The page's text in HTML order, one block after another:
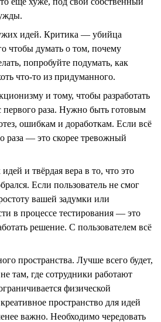
идей. Критика — убийца
чтобы думать о том, почему
попробуйте подумать, как
что-то из придуманного.
и тому, чтобы разработать
первого раза. Нужно быть готовым
ошибкам и доработкам. Если всё
раза — это скорее тревожный
и твёрдая вера в то, что это
Если пользователь не смог
вашей задумки или
в процессе тестирования — это
решение. С пользователем всё
пространства. Лучше всего будет,
там, где сотрудники работают
физической
пространство для идей
важно. Необходимо чередовать